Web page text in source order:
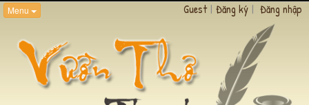
Menu Guest | Đăng ký | Đăng nhập